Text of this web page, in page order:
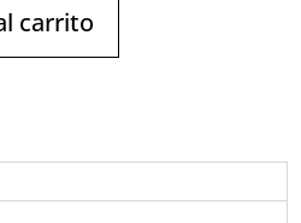
carrito